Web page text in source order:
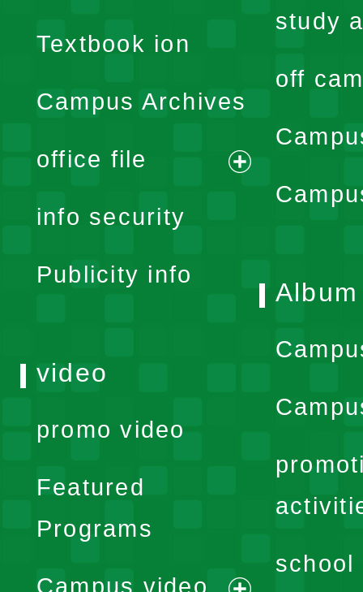
menu
Textbook ion
Campus Archives
office file
expand
info security
Publicity info
study
off
Album
school
video
promo video
Featured
Programs
Campus video